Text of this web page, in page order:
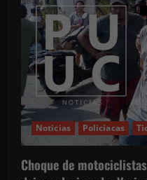
consumen
taller
de
carpintería
de
la
colonia
Lázaro
Cárdenas
en
Tekax
Noticias Policíacas
Choque de